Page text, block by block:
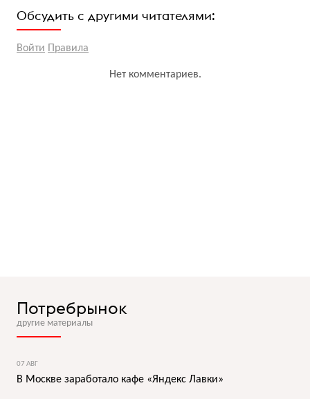
Обсудить с другими читателями:
Войти Правила
Нет комментариев.
Потребрынок
другие материалы
07 АВГ
В Москве заработало кафе «Яндекс Лавки»